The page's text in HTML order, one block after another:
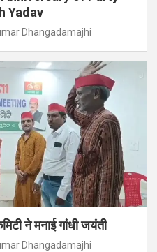
Yadav
Dhangadamajhi
ने मनाई गांधी जयंती
Dhangadamajhi